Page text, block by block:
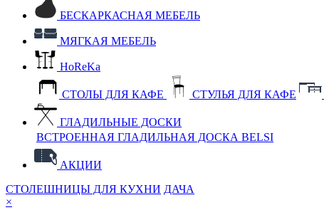
БЕСКАРКАСНАЯ МЕБЕЛЬ
МЯГКАЯ МЕБЕЛЬ
HoReKa
СТОЛЫ ДЛЯ КАФЕ СТУЛЬЯ ДЛЯ КАФЕ
ГЛАДИЛЬНЫЕ ДОСКИ
ВСТРОЕННАЯ ГЛАДИЛЬНАЯ ДОСКА BELSI
АКЦИИ
СТОЛЕШНИЦЫ ДЛЯ КУХНИ ДАЧА
×